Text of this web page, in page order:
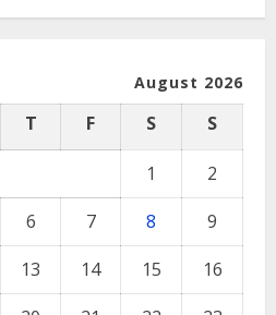
August 2026
T F S S
1
2
6 7 8
9
13 14 15
16